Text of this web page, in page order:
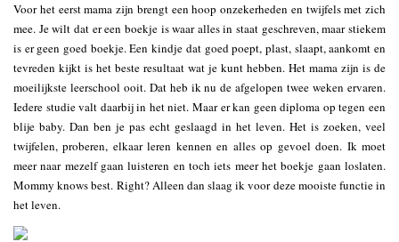
Voor het eerst mama zijn brengt een hoop onzekerheden en twijfels met zich
mee. Je wilt dat er een boekje is waar alles in staat geschreven, maar stiekem
is er geen goed boekje. Een kindje dat goed poept, plast, slaapt, aankomt en
tevreden kijkt is het beste resultaat wat je kunt hebben. Het mama zijn is de
moeilijkste leerschool ooit. Dat heb ik nu de afgelopen twee weken ervaren.
Iedere studie valt daarbij in het niet. Maar er kan geen diploma op tegen een
blije baby. Dan ben je pas echt geslaagd in het leven. Het is zoeken, veel
twijfelen, proberen, elkaar leren kennen en alles op gevoel doen. Ik moet
meer naar mezelf gaan luisteren en toch iets meer het boekje gaan loslaten.
Mommy knows best. Right? Alleen dan slaag ik voor deze mooiste functie in
het leven.